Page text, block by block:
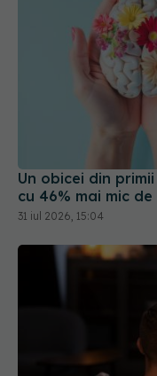
Un obicei din
cu 46% mai mic de
31 iul 2026, 15:04